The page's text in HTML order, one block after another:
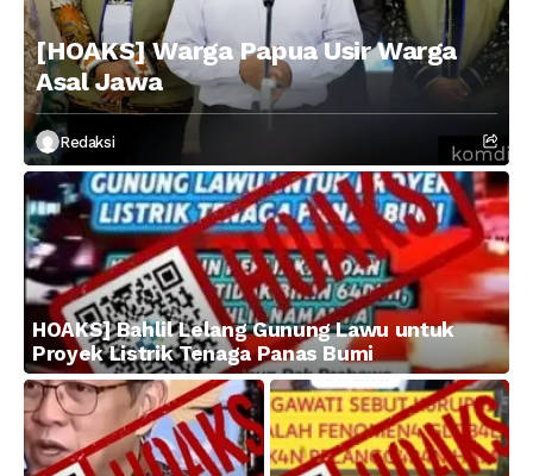
[HOAKS] Warga Papua Usir Warga
Asal Jawa
Redaksi
HOAKS] Bahlil Lelang Gunung Lawu untuk
Proyek Listrik Tenaga Panas Bumi